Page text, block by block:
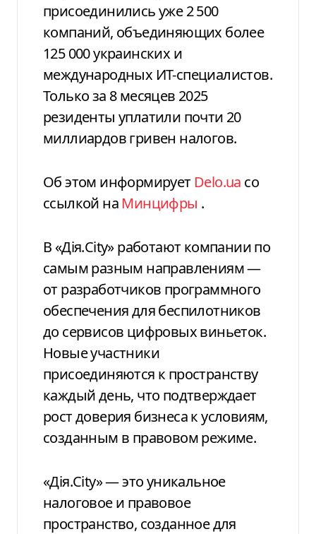
присоединились уже 2 500
компаний, объединяющих более
125 000 украинских и
международных ИТ-специалистов.
Только за 8 месяцев 2025
резиденты уплатили почти 20
миллиардов гривен налогов.
Об этом информирует Delo.ua со
ссылкой на Минцифры .
В «Дія.City» работают компании по
самым разным направлениям —
от разработчиков программного
обеспечения для беспилотников
до сервисов цифровых виньеток.
Новые участники
присоединяются к пространству
каждый день, что подтверждает
рост доверия бизнеса к условиям,
созданным в правовом режиме.
«Дія.City» — это уникальное
налоговое и правовое
пространство, созданное для